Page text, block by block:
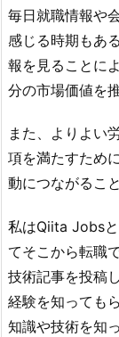
毎日就職情報や
感じる時期もあ
報を見ることに
分の市場価値を
また、よりよい
項を満たすため
動につながるこ
私はQiita Jobs
てそこから転職
技術記事を投稿
経験を知っても
知識や技術を知